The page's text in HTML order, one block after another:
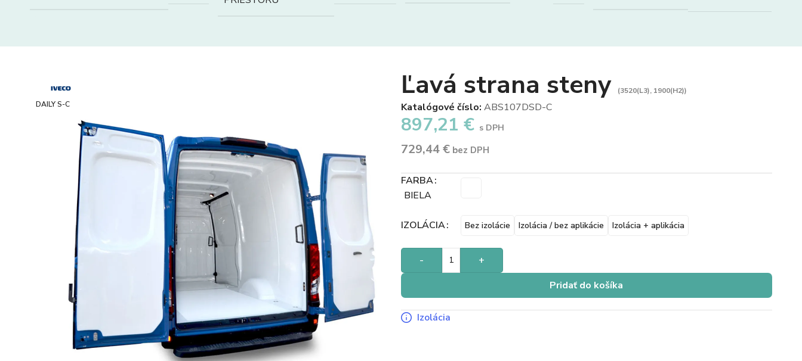
DAILY S-C
Ľavá strana steny (3520(L3), 1900(H2))
Katalógové číslo: ABS107DSD-C
897,21 € s DPH
729,44€bez DPH
FARBA
BIELA
IZOLÁCIA Bez izolácie Izolácia / bez aplikácie Izolácia + aplikácia
-
+
Pridať do košíka
Izolácia